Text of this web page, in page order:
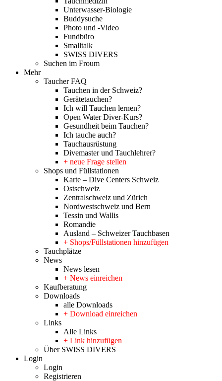
Unterwasser-Biologie
Buddysuche
Photo und -Video
Fundbüro
Smalltalk
SWISS DIVERS
Suchen im Froum
Mehr
Taucher FAQ
Tauchen in der Schweiz?
Gerätetauchen?
Ich will Tauchen lernen?
Open Water Diver-Kurs?
Gesundheit beim Tauchen?
Ich tauche auch?
Tauchausrüstung
Divemaster und Tauchlehrer?
+ neue Frage stellen
Shops und Füllstationen
Karte – Dive Centers Schweiz
Ostschweiz
Zentralschweiz und Zürich
Nordwestschweiz und Bern
Tessin und Wallis
Romandie
Ausland – Schweizer Tauchbasen
+ Shops/Füllstationen hinzufügen
Tauchplätze
News
News lesen
+ News einreichen
Kaufberatung
Downloads
alle Downloads
+ Download einreichen
Links
Alle Links
+ Link hinzufügen
Über SWISS DIVERS
Login
Login
Registrieren